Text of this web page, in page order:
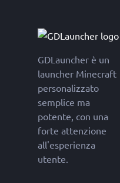
GDLauncher è un
launcher Minecraft
personalizzato
semplice ma
potente, con una
forte attenzione
all'esperienza
utente.